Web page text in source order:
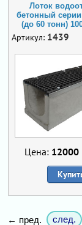
Лоток
бетонный
(до 60 тонн)
Артикул: 1439
Цена: 12000
← пред. след.